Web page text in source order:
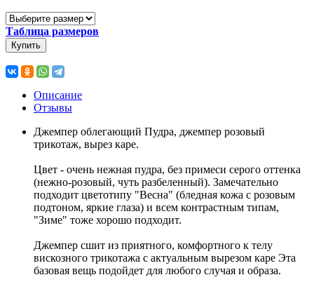
Таблица размеров
Купить
Описание
Отзывы
Джемпер облегающий Пудра, джемпер розовый
трикотаж, вырез каре.
Цвет - очень нежная пудра, без примеси серого оттенка
(нежно-розовый, чуть разбеленный). Замечательно
подходит цветотипу "Весна" (бледная кожа с розовым
подтоном, яркие глаза) и всем контрастным типам,
"Зиме" тоже хорошо подходит.
Джемпер сшит из приятного, комфортного к телу
вискозного трикотажа с актуальным вырезом каре Эта
базовая вещь подойдет для любого случая и образа.